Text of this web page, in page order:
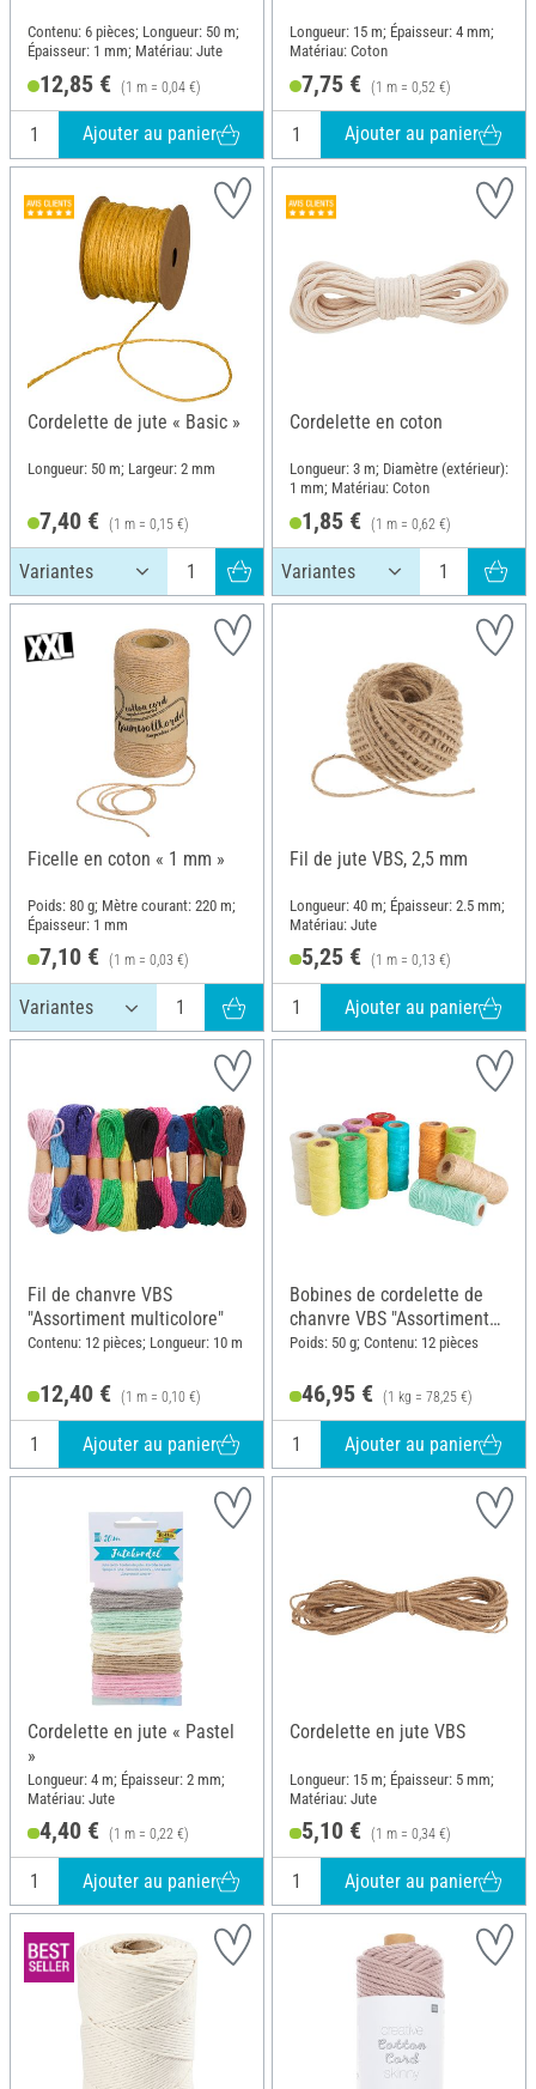
Contenu: 6 pièces; Longueur: 50 m;
Épaisseur: 1 mm; Matériau: Jute
12,85 € (1 m = 0,04 €)
Ajouter au panier
Longueur: 15 m; Épaisseur: 4 mm;
Matériau: Coton
7,75 € (1 m = 0,52 €)
Ajouter au panier
Cordelette de jute « Basic »
Longueur: 50 m; Largeur: 2 mm
7,40 € (1 m = 0,15 €)
Cordelette en coton
Longueur: 3 m; Diamètre (extérieur):
1 mm; Matériau: Coton
1,85 € (1 m = 0,62 €)
Ficelle en coton « 1 mm »
Poids: 80 g; Mètre courant: 220 m;
Épaisseur: 1 mm
7,10 € (1 m = 0,03 €)
Fil de jute VBS, 2,5 mm
Longueur: 40 m; Épaisseur: 2.5 mm;
Matériau: Jute
5,25 € (1 m = 0,13 €)
Ajouter au panier
Fil de chanvre VBS
"Assortiment multicolore"
Contenu: 12 pièces; Longueur: 10 m
12,40 € (1 m = 0,10 €)
Ajouter au panier
Bobines de cordelette de
chanvre VBS "Assortiment
multicolore"
Poids: 50 g; Contenu: 12 pièces
46,95 € (1 kg = 78,25 €)
Ajouter au panier
Cordelette en jute « Pastel
»
Longueur: 4 m; Épaisseur: 2 mm;
Matériau: Jute
4,40 € (1 m = 0,22 €)
Ajouter au panier
Cordelette en jute VBS
Longueur: 15 m; Épaisseur: 5 mm;
Matériau: Jute
5,10 € (1 m = 0,34 €)
Ajouter au panier